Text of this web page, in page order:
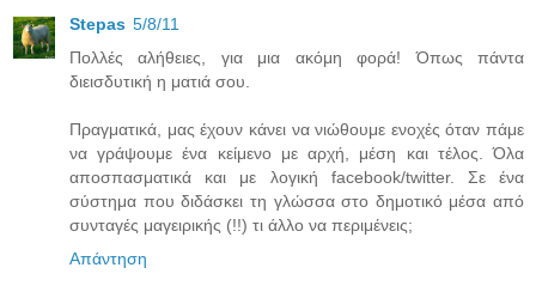
Stepas 5/8/11
Πολλές αλήθειες, για μια ακόμη φορά! Όπως πάντα
διεισδυτική η ματιά σου.
Πραγματικά, μας έχουν κάνει να νιώθουμε ενοχές όταν πάμε
να γράψουμε ένα κείμενο με αρχή, μέση και τέλος. Όλα
αποσπασματικά και με λογική facebook/twitter. Σε ένα
σύστημα που διδάσκει τη γλώσσα στο δημοτικό μέσα από
συνταγές μαγειρικής (!!) τι άλλο να περιμένεις;
Απάντηση